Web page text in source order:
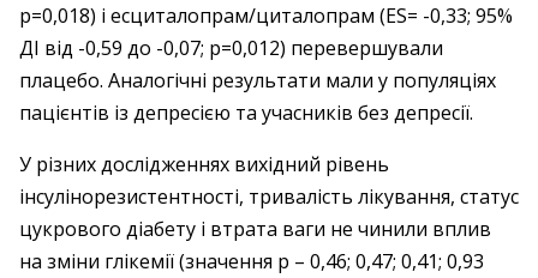
p=0,018) і есциталопрам/циталопрам (ES= -0,33; 95%
ДІ від -0,59 до -0,07; p=0,012) перевершували
плацебо. Аналогічні результати мали у популяціях
пацієнтів із депресією та учасників без депресії.
У різних дослідженнях вихідний рівень
інсулінорезистентності, тривалість лікування, статус
цукрового діабету і втрата ваги не чинили вплив
на зміни глікемії (значення p – ​0,46; 0,47; 0,41; 0,93